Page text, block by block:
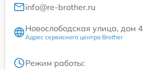
info@re-brother.ru
Новослободская улица, дом 4
Адрес сервисного центра Brother
Режим работы: